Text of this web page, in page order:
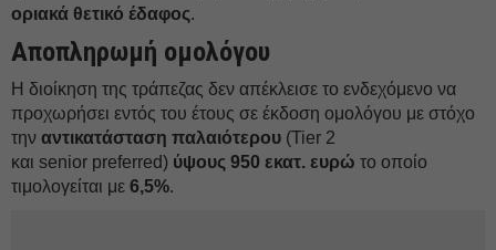
οριακά θετικό έδαφος.
Αποπληρωμή ομολόγου
Η διοίκηση της τράπεζας δεν απέκλεισε το ενδεχόμενο να
προχωρήσει εντός του έτους σε έκδοση ομολόγου με στόχο
την αντικατάσταση παλαιότερου (Tier 2
και senior preferred) ύψους 950 εκατ. ευρώ το οποίο
τιμολογείται με 6,5%.